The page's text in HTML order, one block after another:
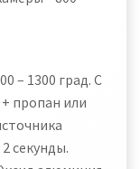
– 1300 град. C
пропан или
секунды.